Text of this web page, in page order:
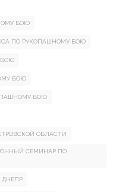
БОЮ
ПО РУКОПАШНОМУ БОЮ
БОЮ
БОЮ
БОЮ
ОБЛАСТИ
СЕМИНАР ПО